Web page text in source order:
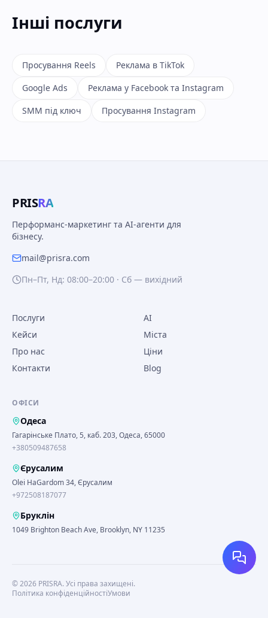
Інші послуги
Просування Reels
Реклама в TikTok
Google Ads
Реклама у Facebook та Instagram
SMM під ключ
Просування Instagram
PRISRA
Перформанс-маркетинг та AI-агенти для
бізнесу.
mail@prisra.com
Пн–Пт, Нд: 08:00–20:00 · Сб — вихідний
Послуги
AI
Кейси
Міста
Про нас
Ціни
Контакти
Blog
ОФІСИ
Одеса
Гагарінське Плато, 5, каб. 203, Одеса, 65000
+380509487658
Єрусалим
Olei HaGardom 34, Єрусалим
+972508187077
Бруклін
1049 Brighton Beach Ave, Brooklyn, NY 11235
©2026 PRISRA.Усі права захищені.
Політика конфіденційностіУмови